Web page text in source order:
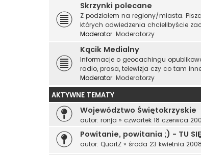
Skrzynki polecane
Z podziałem na regiony/miasta.
których odwiedzenia chcielibyście
Moderator: Moderatorzy
Kącik Medialny
Informacje o geocachingu
radio, prasa, telewizja czy co tam
Moderator: Moderatorzy
AKTYWNE TEMATY
Województwo Świętokrzyskie
autor: ronja » czwartek 18 czerwca
Powitanie, powitania ;) - TU
autor: QuartZ » środa 23 kwietnia